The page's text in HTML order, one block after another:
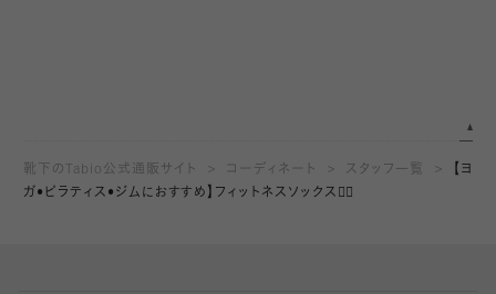
靴下のTabio公式通販サイト コーディネート スタッフ一覧
【ヨ
ガ•ピラティス•ジムにおすすめ】フィットネスソックス🧘‍♀️